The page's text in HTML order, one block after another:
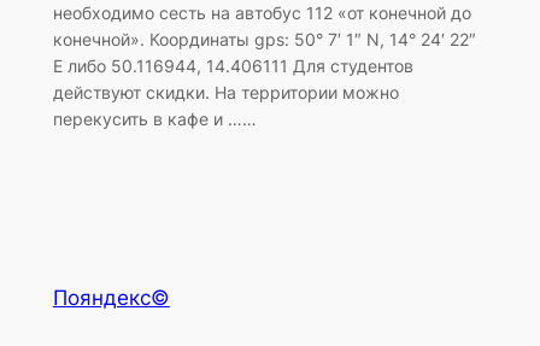
необходимо сесть на автобус 112 «от конечной до
конечной». Координаты gps: 50° 7′ 1″ N, 14° 24′ 22″
E либо 50.116944, 14.406111 Для студентов
действуют скидки. На территории можно
перекусить в кафе и ……
Пояндекс©